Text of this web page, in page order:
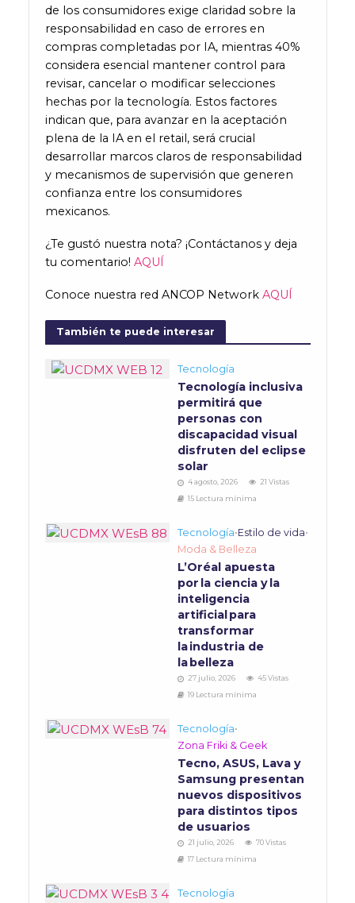
de los consumidores exige claridad sobre la
responsabilidad en caso de errores en
compras completadas por IA, mientras 40%
considera esencial mantener control para
revisar, cancelar o modificar selecciones
hechas por la tecnología. Estos factores
indican que, para avanzar en la aceptación
plena de la IA en el retail, será crucial
desarrollar marcos claros de responsabilidad
y mecanismos de supervisión que generen
confianza entre los consumidores
mexicanos.
¿Te gustó nuestra nota? ¡Contáctanos y deja
tu comentario! AQUÍ
Conoce nuestra red ANCOP Network AQUÍ
También te puede interesar
Tecnología
Tecnología inclusiva
permitirá que
personas con
discapacidad visual
disfruten del eclipse
solar
4 agosto, 2026
21 Vistas
15 Lectura mínima
Tecnología•Estilo de vida•
Moda & Belleza
L’Oréal apuesta
por la ciencia y la
inteligencia
artificial para
transformar
la industria de
la belleza
27 julio, 2026
45 Vistas
19 Lectura mínima
Tecnología•
Zona Friki & Geek
Tecno, ASUS, Lava y
Samsung presentan
nuevos dispositivos
para distintos tipos
de usuarios
21 julio, 2026
70 Vistas
17 Lectura mínima
Tecnología